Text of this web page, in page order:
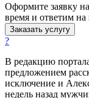
Оформите заявку
время и ответим
Заказать услугу
?
В редакцию
предложением
исключение и
недель назад